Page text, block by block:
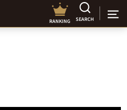
RANKING SEARCH